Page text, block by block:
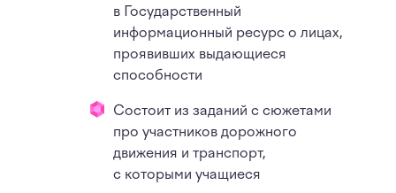
в Государственный
информационный ресурс о лицах,
проявивших выдающиеся
способности
Состоит из заданий с сюжетами
про участников дорожного
движения и транспорт,
с которыми учащиеся